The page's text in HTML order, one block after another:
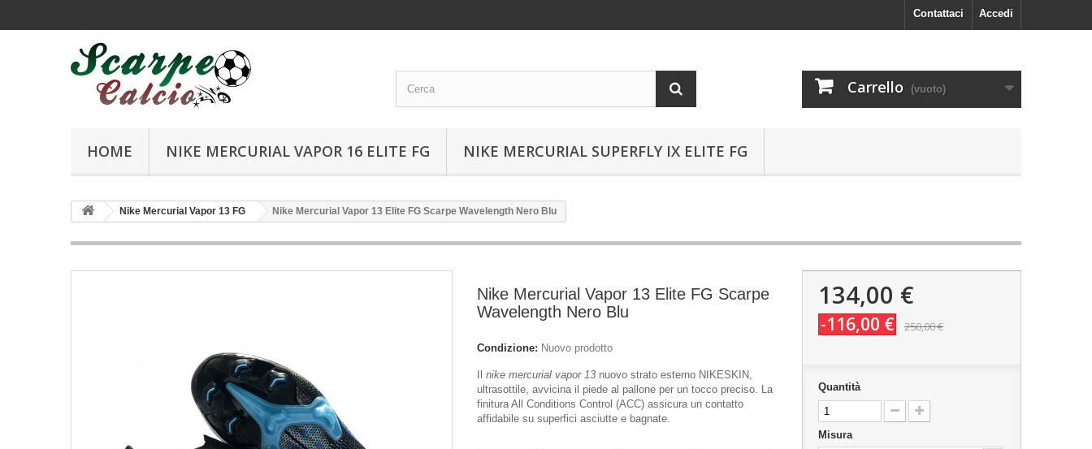
Accedi
Contattaci
Carrello (vuoto)
HOME NIKE MERCURIAL VAPOR 16 ELITE FG NIKE MERCURIAL SUPERFLY IX ELITE FG
Nike Mercurial Vapor 13 FG Nike Mercurial Vapor 13 Elite FG Scarpe Wavelength Nero Blu
Nike Mercurial Vapor 13 Elite FG Scarpe
Wavelength Nero Blu
Condizione: Nuovo prodotto
nike mercurial vapor 13 nuovo strato esterno NIKESKIN,
ultrasottile, avvicina il piede al pallone per un tocco preciso. La
finitura All Conditions Control (ACC) assicura un contatto
affidabile su superfici asciutte e bagnate.
134,00 €
-116,00 € 250,00 €
Quantità
Misura